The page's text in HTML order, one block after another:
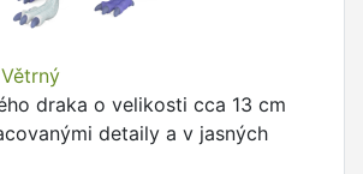
draka o velikosti cca 13 cm
detaily a v jasných